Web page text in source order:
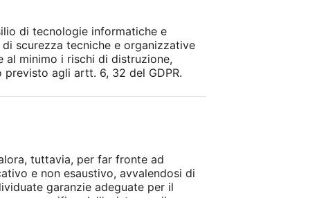
di tecnologie informatiche e
scurezza tecniche e organizzative
al minimo i rischi di distruzione,
agli artt. 6, 32 del GDPR.
tuttavia, per far fronte ad
e non esaustivo, avvalendosi di
garanzie adeguate per il